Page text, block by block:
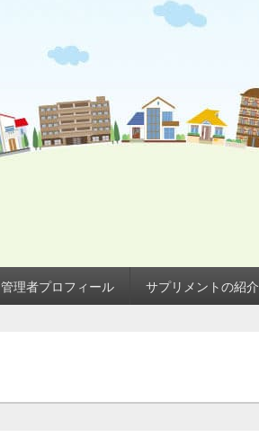
管理者プロフィール サプリメントの紹介